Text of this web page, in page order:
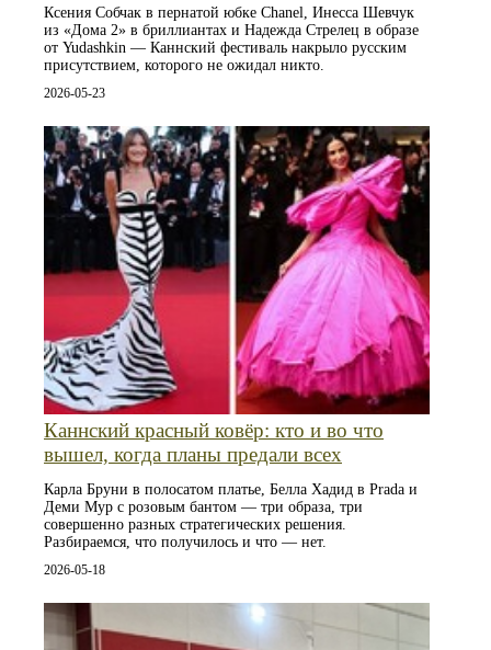
Ксения Собчак в пернатой юбке Chanel, Инесса Шевчук
из «Дома 2» в бриллиантах и Надежда Стрелец в образе
от Yudashkin — Каннский фестиваль накрыло русским
присутствием, которого не ожидал никто.
2026-05-23
Каннский красный ковёр: кто и во что
вышел, когда планы предали всех
Карла Бруни в полосатом платье, Белла Хадид в Prada и
Деми Мур с розовым бантом — три образа, три
совершенно разных стратегических решения.
Разбираемся, что получилось и что — нет.
2026-05-18